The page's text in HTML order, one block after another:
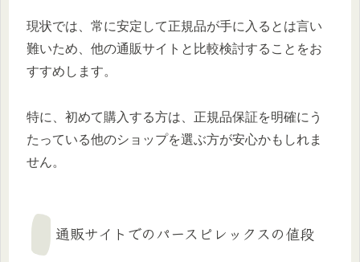
現状では、常に安定して正規品が手に入るとは言い
難いため、他の通販サイトと比較検討することをお
すすめします。
特に、初めて購入する方は、正規品保証を明確にう
たっている他のショップを選ぶ方が安心かもしれま
せん。
通販サイトでのパースピレックスの値段